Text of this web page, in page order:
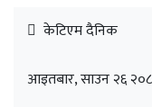
केटिएम दैनिक
आइतबार, साउन २६